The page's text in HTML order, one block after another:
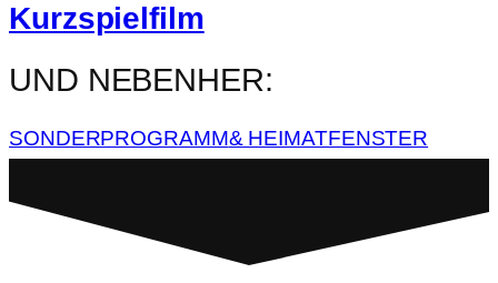
Kurzspielfilm
UND NEBENHER:
SONDERPROGRAMM& HEIMATFENSTER